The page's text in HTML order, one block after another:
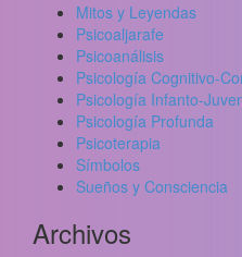
Mitos y Leyendas
Psicoaljarafe
Psicoanálisis
Psicología Cognitivo-
Psicología Infanto-
Psicología Profunda
Psicoterapia
Símbolos
Sueños y Consciencia
Archivos